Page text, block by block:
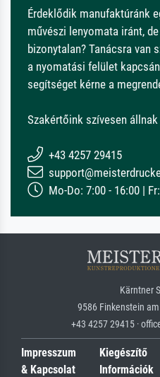
Érdeklődik manufaktúránk
művészi lenyomata iránt,
bizonytalan? Tanácsra van
a nyomatási felület
segítséget kérne a
Szakértőink szívesen
+43 4257 29415
Mo-Do: 7:00 - 16:00 |
Kärntner
9586 Finkenstein am
+43 4257 29415 ·
Impresszum
& Kapcsolat
Kiegészítő
Információk